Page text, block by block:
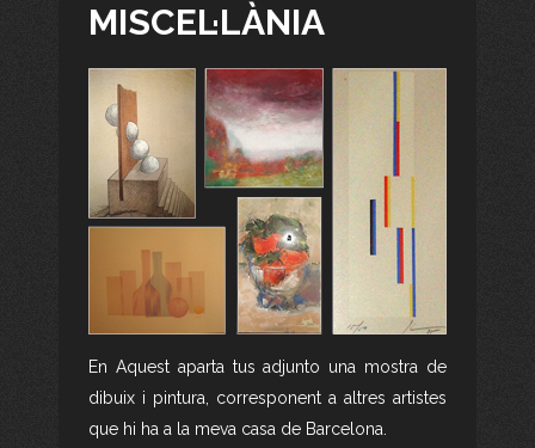
MISCEL·LÀNIA
En Aquest aparta tus adjunto una mostra de
dibuix i pintura, corresponent a altres artistes
que hi ha a la meva casa de Barcelona.